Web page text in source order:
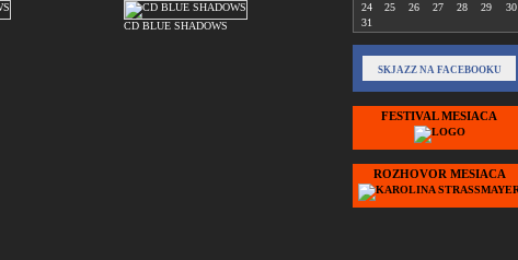
CD BLUE SHADOWS
24
25 26 27 28 29
30
31
SKJAZZ NA FACEBOOKU
FESTIVAL MESIACA
ROZHOVOR MESIACA